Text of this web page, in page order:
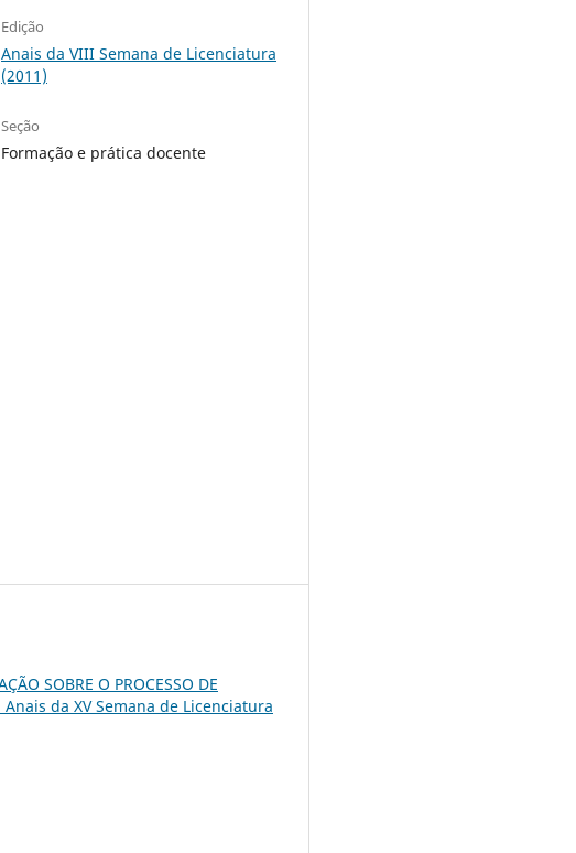
Edição
Anais da VIII Semana de Licenciatura
(2011)
Seção
Formação e prática docente
SOBRE O PROCESSO DE
da XV Semana de Licenciatura